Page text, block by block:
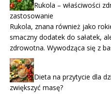
Rukola – właściwości
zastosowanie
Rukola, znana również jako
smaczny dodatek do sałatek,
zdrowotna. Wywodząca się z
Dieta na przytycie dla
zwiększyć masę?